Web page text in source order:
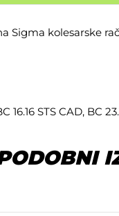
Sigma
16.16 STS CAD, BC